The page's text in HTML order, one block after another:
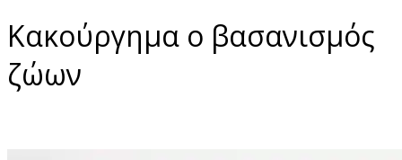
Κακούργημα ο βασανισμός
ζώων